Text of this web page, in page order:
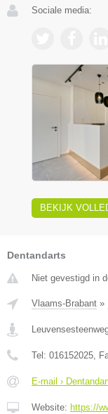
Sociale media:
BEKIJK
Dentandarts
Niet gevestigd in
Vlaams-Brabant »
Tel: 016152025,
E-mail ›
Website: https://